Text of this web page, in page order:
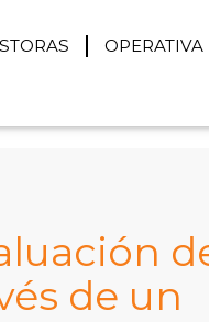
OPERATIVA
de un